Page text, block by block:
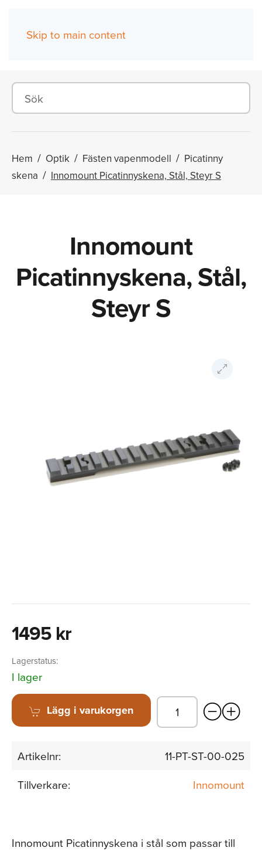
Skip to main content
Hem Optik Fästen vapenmodell
Picatinny
skena
Innomount Picatinnyskena, Stål, Steyr S
Innomount
Picatinnyskena, Stål,
Steyr S
1495 kr
Lagerstatus:
I lager
Lägg i varukorgen
Artikelnr:
11-PT-ST-00-025
Tillverkare:
Innomount
Innomount Picatinnyskena i stål som passar till